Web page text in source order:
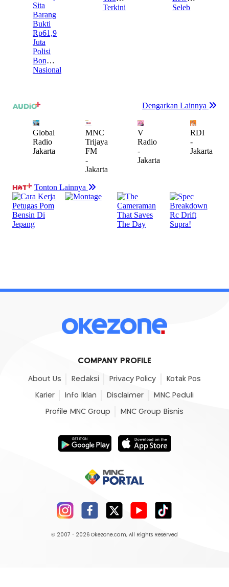
COMPANY PROFILE
About Us Redaksi Privacy Policy Kotak Pos
Karier Info Iklan Disclaimer MNC Peduli
Profile MNC Group MNC Group Bisnis
© 2007 - 2026 Okezone.com, All Rights Reserved